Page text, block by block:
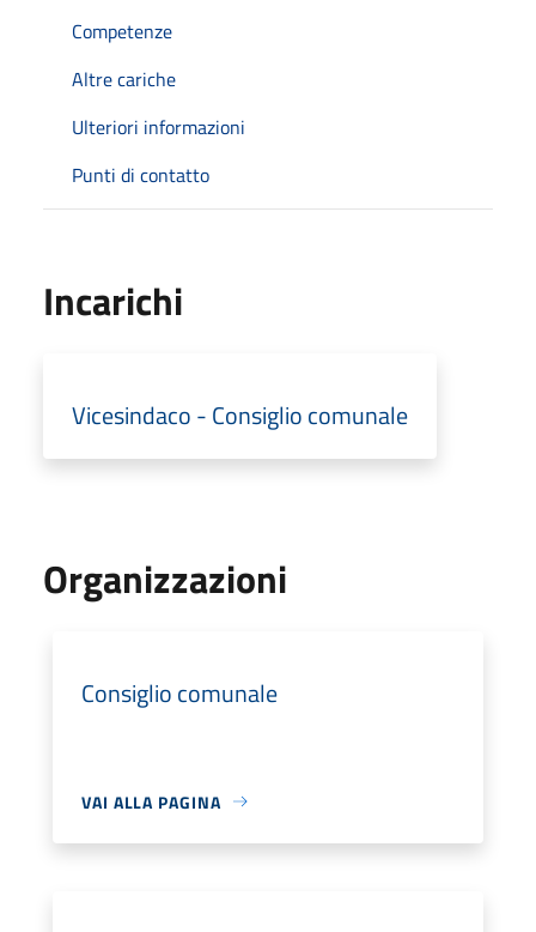
Competenze
Altre cariche
Ulteriori informazioni
Punti di contatto
Incarichi
Vicesindaco - Consiglio comunale
Organizzazioni
Consiglio comunale
VAI ALLA PAGINA